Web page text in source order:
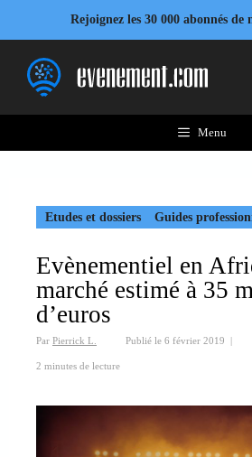
contenu
Rejoignez les 30 000 abonnés de
Menu
Etudes et dossiers Guides
Evènementiel en
marché estimé à 35
d’euros
Par Pierrick L. Publié le 6 février 2019 |
2 minutes de lecture